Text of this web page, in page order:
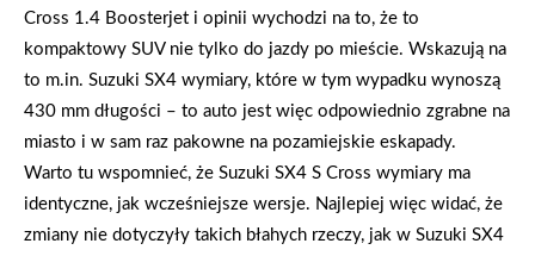
Cross 1.4 Boosterjet i opinii wychodzi na to, że to
kompaktowy SUV nie tylko do jazdy po mieście. Wskazują na
to m.in. Suzuki SX4 wymiary, które w tym wypadku wynoszą
430 mm długości – to auto jest więc odpowiednio zgrabne na
miasto i w sam raz pakowne na pozamiejskie eskapady.
Warto tu wspomnieć, że Suzuki SX4 S Cross wymiary ma
identyczne, jak wcześniejsze wersje. Najlepiej więc widać, że
zmiany nie dotyczyły takich błahych rzeczy, jak w Suzuki SX4